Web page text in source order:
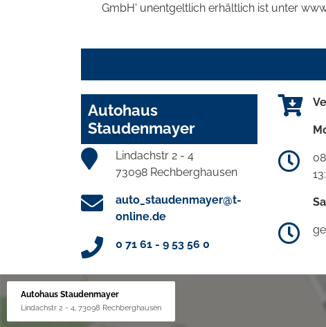
GmbH' unentgeltlich erhältlich ist unter
Autohaus
Staudenmayer
Lindachstr 2 - 4
73098 Rechberghausen
auto_staudenmayer@t-
online.de
0 71 61 - 9 53 56 0
Autohaus Staudenmayer
Lindachstr 2 - 4, 73098 Rechberghausen